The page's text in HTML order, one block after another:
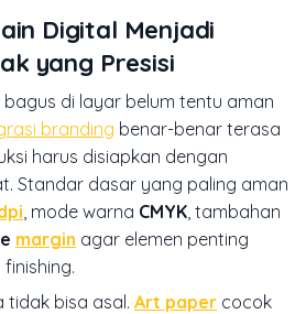
Digital Menjadi
yang Presisi
di layar belum tentu aman
branding benar-benar terasa
harus disiapkan dengan
Standar dasar yang paling aman
, mode warna CMYK, tambahan
margin agar elemen penting
tidak bisa asal. Art paper cocok